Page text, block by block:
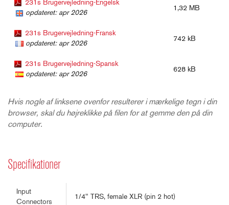
231s Brugervejledning-Engelsk
opdateret: apr 2026
1,32 MB
231s Brugervejledning-Fransk
opdateret: apr 2026
742 kB
231s Brugervejledning-Spansk
opdateret: apr 2026
628 kB
Hvis nogle af linksene ovenfor resulterer i mærkelige tegn i din
browser, skal du højreklikke på filen for at gemme den på din
computer.
Specifikationer
Input
Connectors
1/4" TRS, female XLR (pin 2 hot)